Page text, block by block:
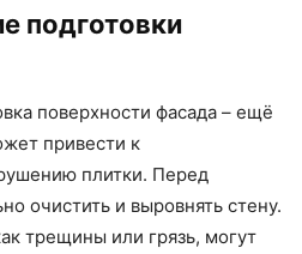
подготовки
поверхности фасада – ещё
привести к
плитки. Перед
очистить и выровнять стену.
трещины или грязь, могут